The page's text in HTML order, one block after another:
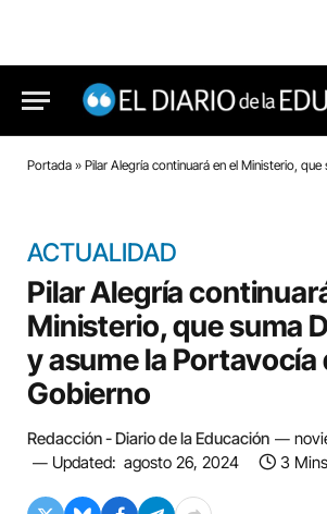
Portada » Pilar Alegría continuará en el Ministerio, que suma Deportes, y
ACTUALIDAD
Pilar Alegría
Ministerio, que suma
y asume la Portavocía
Gobierno
Redacción - Diario de la Educación
Updated: agosto 26, 2024 3